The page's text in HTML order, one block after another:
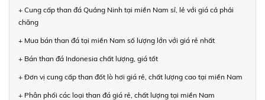
+ Cung cấp than đá Quảng Ninh tại miền Nam sỉ, lẻ với giá cả phải
chăng
+ Mua bán than đá tại miền Nam số lượng lớn với giá rẻ nhất
+ Bán than đá Indonesia chất lượng, giá tốt
+ Đơn vị cung cấp than đốt lò hơi giá rẻ, chất lượng cao tại miền Nam
+ Phân phối các loại than đá giá rẻ, chất lượng tại miền Nam